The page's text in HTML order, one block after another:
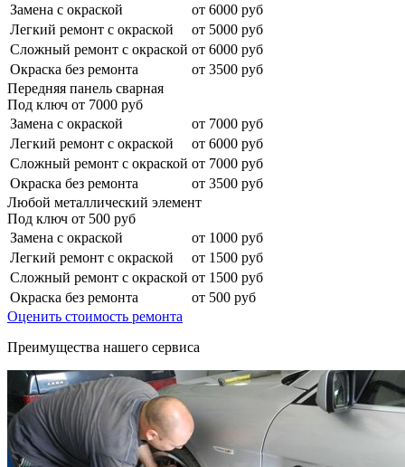
Замена с окраской
от 6000 руб
Легкий ремонт с окраской
от 5000 руб
Сложный ремонт с окраской от 6000 руб
Окраска без ремонта
от 3500 руб
Передняя панель сварная
Под ключ от 7000 руб
Замена с окраской
от 7000 руб
Легкий ремонт с окраской
от 6000 руб
Сложный ремонт с окраской от 7000 руб
Окраска без ремонта
от 3500 руб
Любой металлический элемент
Под ключ от 500 руб
Замена с окраской
от 1000 руб
Легкий ремонт с окраской
от 1500 руб
Сложный ремонт с окраской от 1500 руб
Окраска без ремонта
от 500 руб
Оценить стоимость ремонта
Преимущества нашего сервиса